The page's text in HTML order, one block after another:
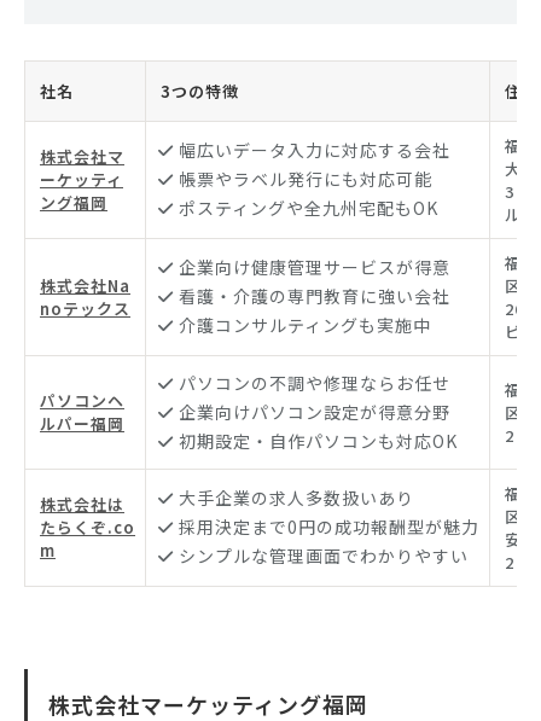
社名 3つの特徴 住所
株式会社マ
ーケッティ
ング福岡
幅広いデータ入力に対応する会社
帳票やラベル発行にも対応可能
ポスティングや全九州宅配もOK
福
大
3 福
ル
株式会社Na
noテックス
企業向け健康管理サービスが得意
看護・介護の専門教育に強い会社
介護コンサルティングも実施中
福
区
26
ビ
パソコンヘ
ルパー福岡
パソコンの不調や修理ならお任せ
企業向けパソコン設定が得意分野
初期設定・自作パソコンも対応OK
福
区
2
株式会社は
たらくぞ.co
m
大手企業の求人多数扱いあり
採用決定まで0円の成功報酬型が魅力
シンプルな管理画面でわかりやすい
福
区
安
2
株式会社マーケッティング福岡